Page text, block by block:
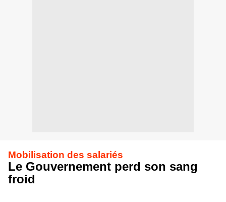
Mobilisation des salariés
Le Gouvernement perd son sang
froid